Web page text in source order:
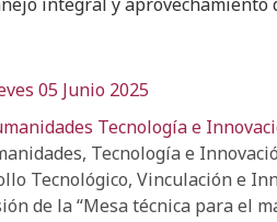
05 Junio 2025
Tecnología e
Tecnología e
Tecnológico, Vinculación e
de la “Mesa técnica para el